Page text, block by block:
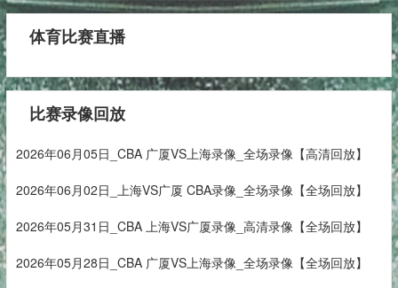
体育比赛直播
比赛录像回放
2026年06月05日_CBA 广厦VS上海录像_全场录像【高清回放】
2026年06月02日_上海VS广厦 CBA录像_全场录像【全场回放】
2026年05月31日_CBA 上海VS广厦录像_高清录像【全场回放】
2026年05月28日_CBA 广厦VS上海录像_全场录像【全场回放】